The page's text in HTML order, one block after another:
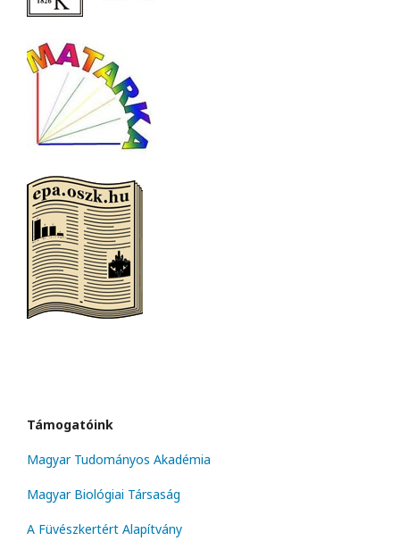
Támogatóink
Magyar Tudományos Akadémia
Magyar Biológiai Társaság
A Füvészkertért Alapítvány